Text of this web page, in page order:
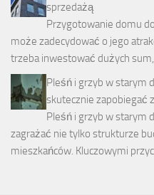
sprzedażą
Przygotowanie domu
może zadecydować o jego
trzeba inwestować dużych
Pleśń i grzyb w starym
skutecznie zapobiegać
Pleśń i grzyb w starym
zagrażać nie tylko strukturze
mieszkańców. Kluczowymi